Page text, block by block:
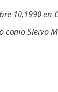
10,1990 en
Siervo